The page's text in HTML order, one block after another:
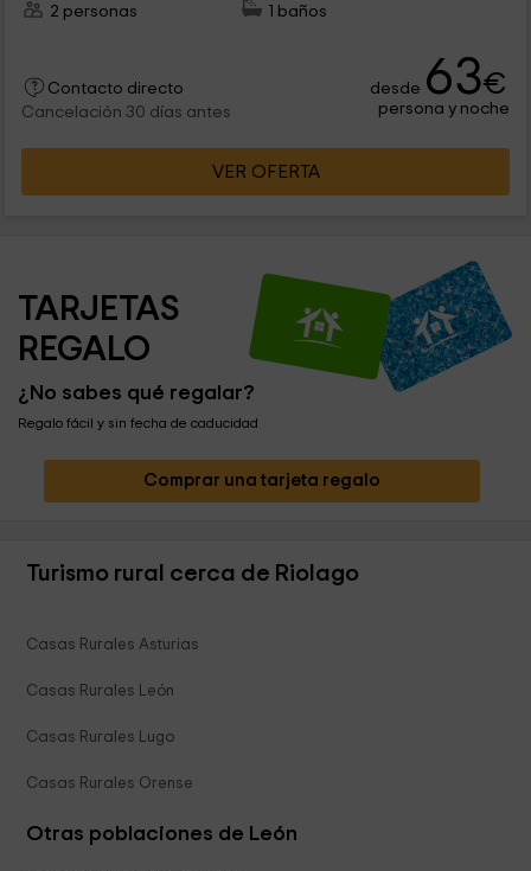
2 personas
1 baños
Contacto directo
Cancelación 30 días antes
desde 63€
persona y noche
VER OFERTA
TARJETAS
REGALO
¿No sabes qué regalar?
Regalo fácil y sin fecha de caducidad
Comprar una tarjeta regalo
Turismo rural cerca de Riolago
Casas Rurales Asturias
Casas Rurales León
Casas Rurales Lugo
Casas Rurales Orense
Otras poblaciones de León